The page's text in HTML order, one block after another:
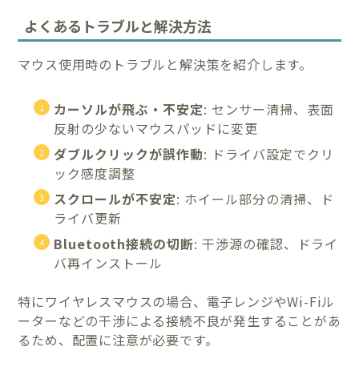
よくあるトラブルと解決方法
マウス使用時のトラブルと解決策を紹介します。
カーソルが飛ぶ・不安定: センサー清掃、表面
反射の少ないマウスパッドに変更
ダブルクリックが誤作動: ドライバ設定でクリ
ック感度調整
スクロールが不安定: ホイール部分の清掃、ド
ライバ更新
Bluetooth接続の切断: 干渉源の確認、ドライ
バ再インストール
特にワイヤレスマウスの場合、電子レンジやWi-Fiル
ーターなどの干渉による接続不良が発生することがあ
るため、配置に注意が必要です。